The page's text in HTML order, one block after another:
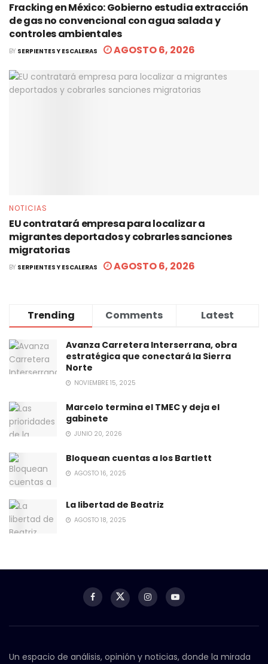
Fracking en México: Gobierno estudia extracción
de gas no convencional con agua salada y
controles ambientales
BY SERPIENTES Y ESCALERAS AGOSTO 6, 2026
NOTICIAS
EU contratará empresa para localizar a
migrantes deportados y cobrarles sanciones
migratorias
BY SERPIENTES Y ESCALERAS AGOSTO 6, 2026
Trending Comments Latest
Avanza Carretera Interserrana, obra
estratégica que conectará la Sierra
Norte
NOVIEMBRE 15, 2025
Marcelo termina el TMEC y deja el
gabinete
JUNIO 20, 2026
Bloquean cuentas a los Bartlett
AGOSTO 16, 2025
La libertad de Beatriz
AGOSTO 18, 2025
Un espacio de análisis, opinión y noticias, donde la mirada